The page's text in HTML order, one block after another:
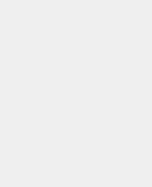
1. Levent Plaza, B